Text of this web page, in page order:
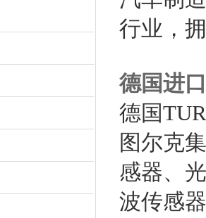
行业，
德国进
德国
图尔克
感器、
波传感